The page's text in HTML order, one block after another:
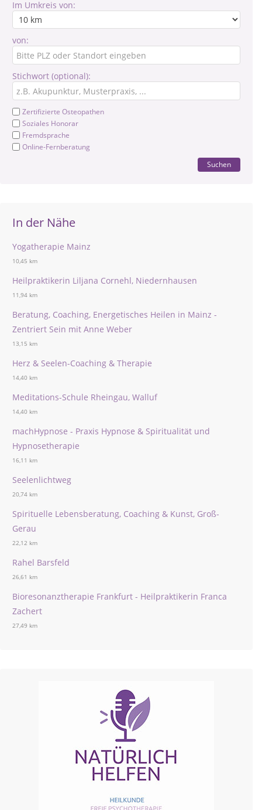
Im Umkreis von:
von:
Stichwort (optional):
Zertifizierte Osteopathen
Soziales Honorar
Fremdsprache
Online-Fernberatung
Suchen
In der Nähe
Yogatherapie Mainz
10,45 km
Heilpraktikerin Liljana Cornehl, Niedernhausen
11,94 km
Beratung, Coaching, Energetisches Heilen in Mainz -
Zentriert Sein mit Anne Weber
13,15 km
Herz & Seelen-Coaching & Therapie
14,40 km
Meditations-Schule Rheingau, Walluf
14,40 km
machHypnose - Praxis Hypnose & Spiritualität und
Hypnosetherapie
16,11 km
Seelenlichtweg
20,74 km
Spirituelle Lebensberatung, Coaching & Kunst, Groß-
Gerau
22,12 km
Rahel Barsfeld
26,61 km
Bioresonanztherapie Frankfurt - Heilpraktikerin Franca
Zachert
27,49 km